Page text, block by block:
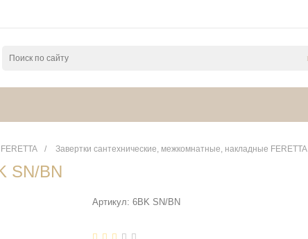
/ Завертки сантехнические, межкомнатные, накладные FERETTA
SN/BN
Артикул: 6BK SN/BN